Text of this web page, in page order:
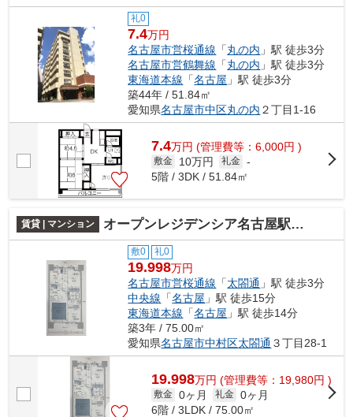
礼0
7.4万円
名古屋市営桜通線 「丸の内 」駅 徒歩3分
名古屋市営鶴舞線 「丸の内 」駅 徒歩3分
東海道本線 「名古屋 」駅 徒歩3分
築44年 / 51.84㎡
愛知県名古屋市中区丸の内 ２丁目1-16
7.4万円 (管理費等：6,000円 )
敷金 10万円 礼金 -
5階 / 3DK / 51.84㎡
賃貸 | マンション オープンレジデンシア名古屋駅太閤通
敷0 礼0
19.998万円
名古屋市営桜通線 「太閤通 」駅 徒歩3分
中央線 「名古屋 」駅 徒歩15分
東海道本線 「名古屋 」駅 徒歩14分
築3年 / 75.00㎡
愛知県名古屋市中村区太閤通 ３丁目28-1
19.998万円 (管理費等：19,980円 )
敷金 0ヶ月 礼金 0ヶ月
6階 / 3LDK / 75.00㎡